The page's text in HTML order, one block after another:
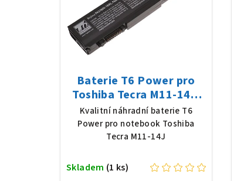
Baterie T6 Power pro
Toshiba Tecra M11-14J,
Li-Ion, 10,8 V, 5200 mAh
(56 Wh), černá
Kvalitní náhradní baterie T6
Power pro notebook Toshiba
Tecra M11-14J
Skladem (1 ks)